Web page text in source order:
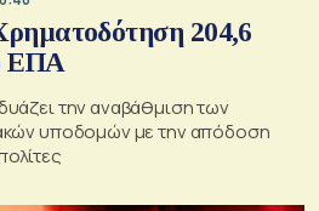
204,6
το ΕΠΑ
την αναβάθμιση των
υποδομών με την απόδοση